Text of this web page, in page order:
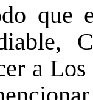
que
a